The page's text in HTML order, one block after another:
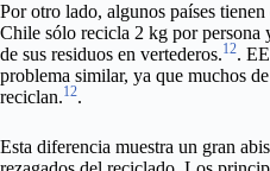
Por otro lado, algunos países
Chile sólo recicla 2 kg por persona
de sus residuos en vertederos.12.
problema similar, ya que muchos
reciclan.12.
Esta diferencia muestra un gran